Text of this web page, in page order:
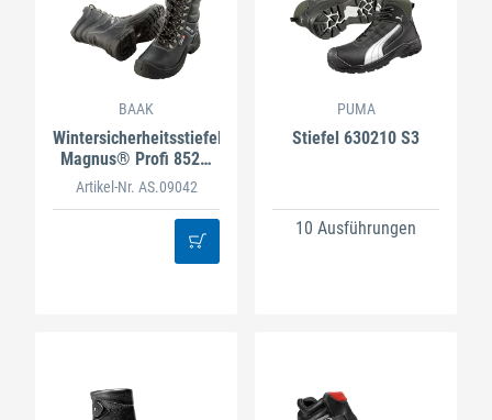
BAAK
Wintersicherheitsstiefel
Magnus® Profi 8524,
S3 CI
Artikel-Nr. AS.09042
PUMA
Stiefel 630210 S3
10 Ausführungen